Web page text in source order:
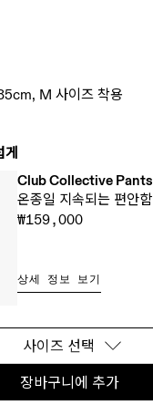
M 사이즈 착용
Club Collective Pants
온종일 지속되는 편안함
₩159,000
상세 정보 보기
사이즈 선택
장바구니에 추가